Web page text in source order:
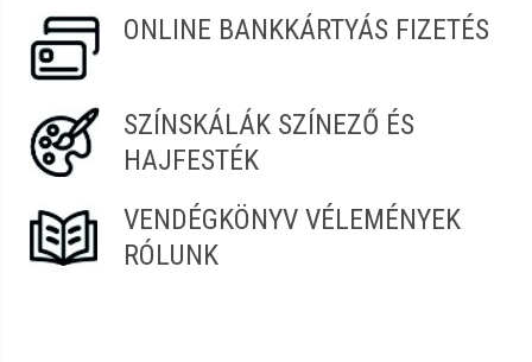
ONLINE BANKKÁRTYÁS FIZETÉS
SZÍNSKÁLÁK SZÍNEZŐ ÉS
HAJFESTÉK
VENDÉGKÖNYV VÉLEMÉNYEK
RÓLUNK